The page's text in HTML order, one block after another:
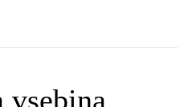
vsebina